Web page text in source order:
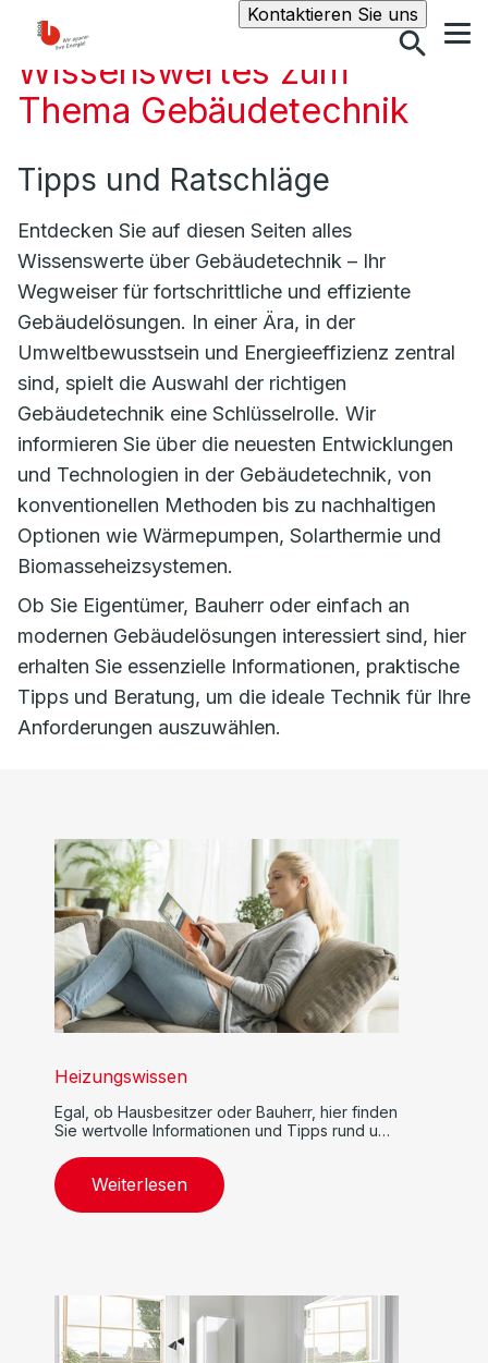
Kontaktieren Sie unsSuche
Wissenswertes zum
Thema Gebäudetechnik
Tipps und Ratschläge
Entdecken Sie auf diesen Seiten alles
Wissenswerte über Gebäudetechnik – Ihr
Wegweiser für fortschrittliche und effiziente
Gebäudelösungen. In einer Ära, in der
Umweltbewusstsein und Energieeffizienz zentral
sind, spielt die Auswahl der richtigen
Gebäudetechnik eine Schlüsselrolle. Wir
informieren Sie über die neuesten Entwicklungen
und Technologien in der Gebäudetechnik, von
konventionellen Methoden bis zu nachhaltigen
Optionen wie Wärmepumpen, Solarthermie und
Biomasseheizsystemen.
Ob Sie Eigentümer, Bauherr oder einfach an
modernen Gebäudelösungen interessiert sind, hier
erhalten Sie essenzielle Informationen, praktische
Tipps und Beratung, um die ideale Technik für Ihre
Anforderungen auszuwählen.
Heizungswissen
Egal, ob Hausbesitzer oder Bauherr, hier finden
Sie wertvolle Informationen und Tipps rund um
Weiterlesen